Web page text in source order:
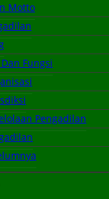
Motto
Fungsi
Pengadilan